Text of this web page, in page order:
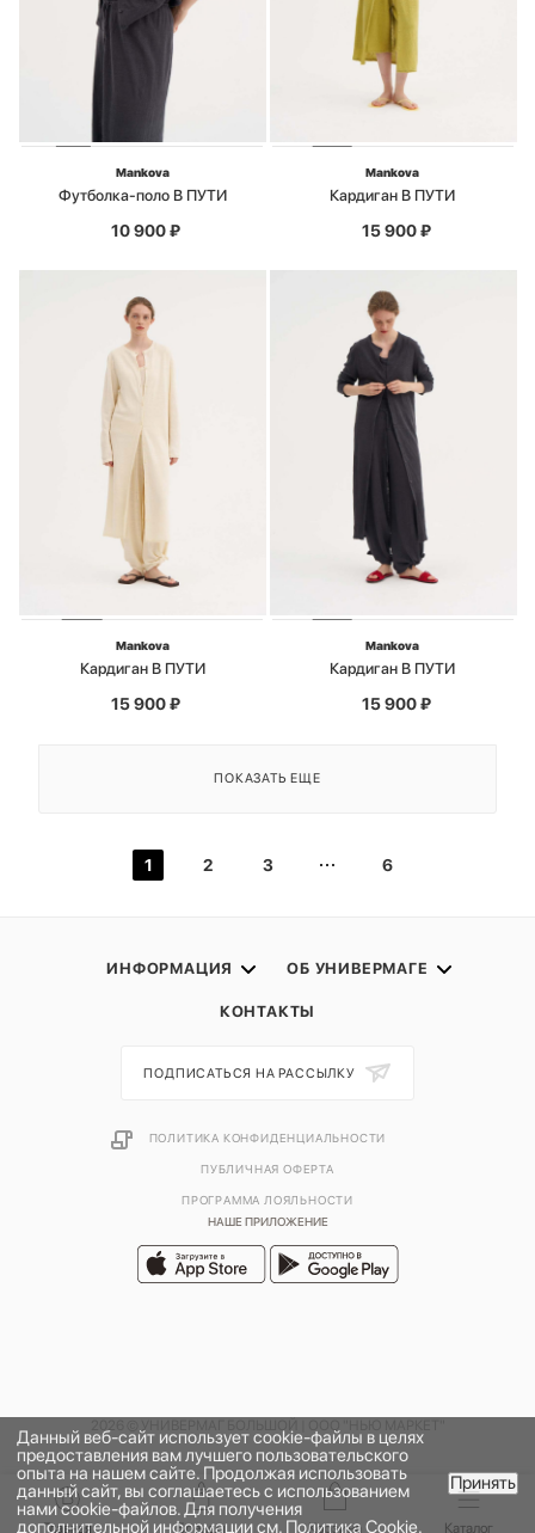
Mankova
Футболка-поло В ПУТИ
10 900₽
Mankova
Кардиган В ПУТИ
15 900₽
Mankova
Кардиган В ПУТИ
15 900₽
Mankova
Кардиган В ПУТИ
15 900₽
ПОКАЗАТЬ ЕЩЕ
1 2 3 6
ИНФОРМАЦИЯ ОБ УНИВЕРМАГЕ
КОНТАКТЫ
НАШЕ ПРИЛОЖЕНИЕ
ПОДПИСАТЬСЯ НА РАССЫЛКУ
ПОЛИТИКА КОНФИДЕНЦИАЛЬНОСТИ
ПУБЛИЧНАЯ ОФЕРТА
ПРОГРАММА ЛОЯЛЬНОСТИ
Данный веб-сайт использует cookie-файлы в целях
предоставления вам лучшего пользовательского
опыта на нашем сайте. Продолжая использовать
данный сайт, вы соглашаетесь с использованием
нами cookie-файлов. Для получения
дополнительной информации см. Политика Cookie.
Принять
Главная Бренды Корзина Каталог